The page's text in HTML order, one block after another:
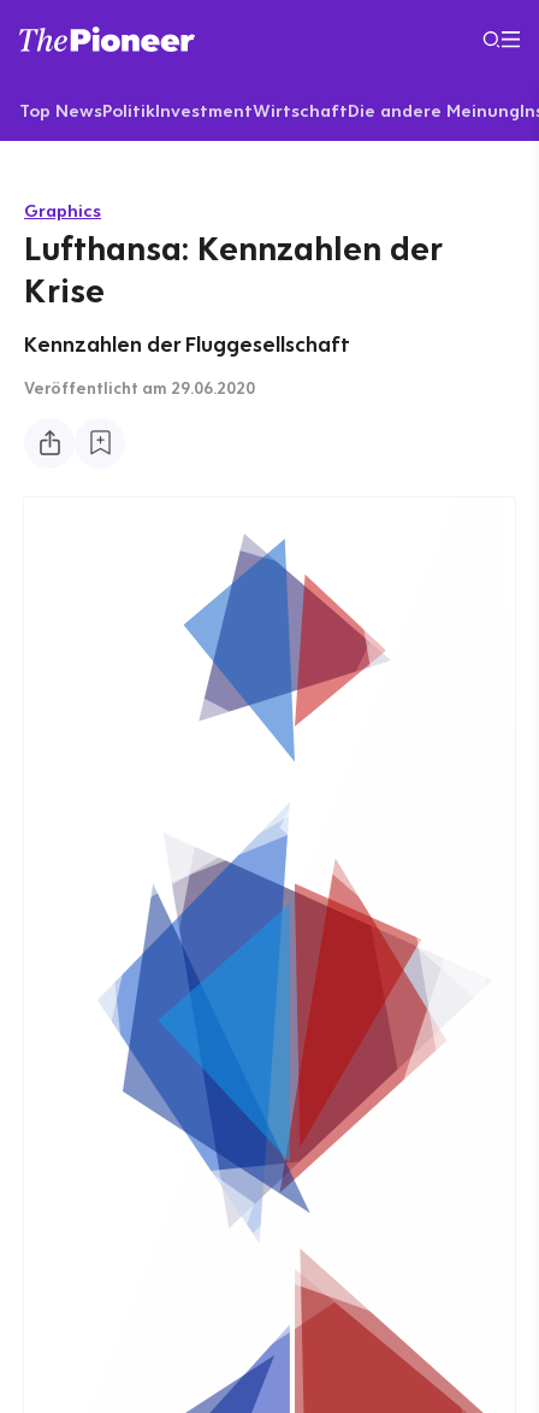
Top NewsPolitikInvestmentWirtschaftDie andere Meinung
Graphics
Lufthansa: Kennzahlen der
Krise
Kennzahlen der Fluggesellschaft
Veröffentlicht am 29.06.2020